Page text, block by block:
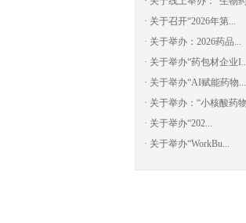
· 关于召开“2026年第...
· 关于举办：2026药品...
· 关于举办“药包材企业
· 关于举办“AI赋能药物...
· 关于举办：“小核酸药
· 关于举办“202...
· 关于举办“WorkBu...